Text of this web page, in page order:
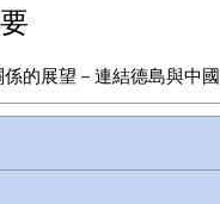
的展望－連結德島與中國